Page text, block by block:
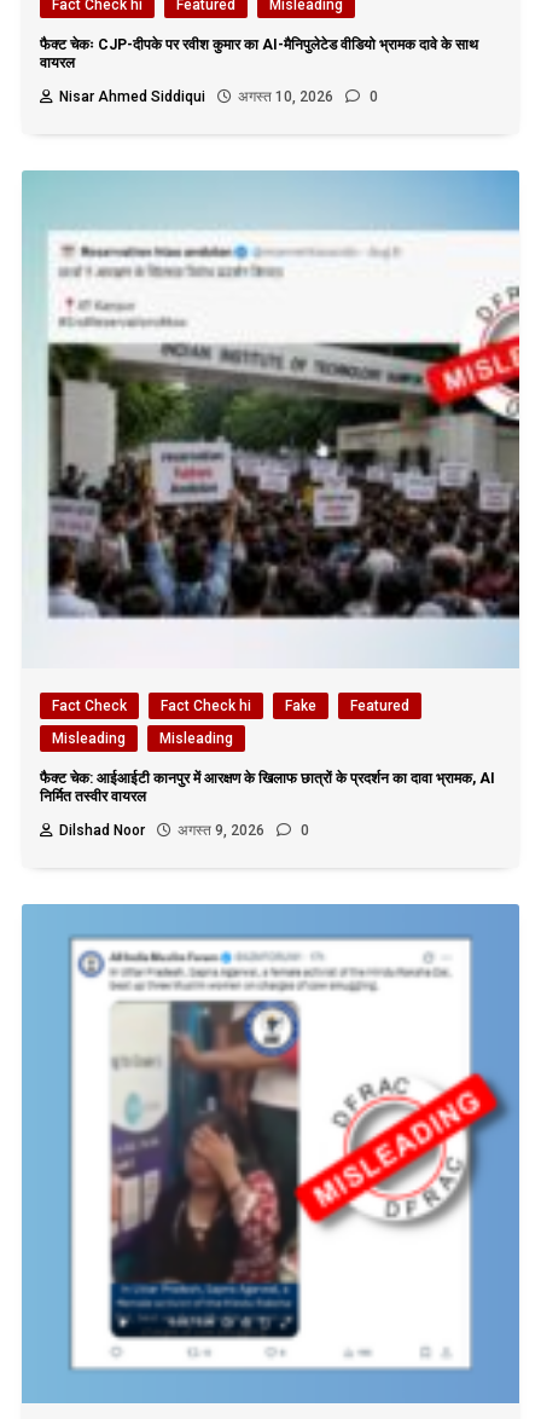
Fact Check hi Featured Misleading
फैक्ट चेकः CJP-दीपके पर रवीश कुमार का AI-मैनिपुलेटेड वीडियो भ्रामक दावे के साथ
वायरल
Nisar Ahmed Siddiqui
अगस्त 10, 2026 0
Fact Check Fact Check hi Fake
Featured
Misleading
Misleading
फैक्ट चेक: आईआईटी कानपुर में आरक्षण के खिलाफ छात्रों के प्रदर्शन का दावा भ्रामक, AI
निर्मित तस्वीर वायरल
Dilshad Noor
अगस्त 9, 2026 0